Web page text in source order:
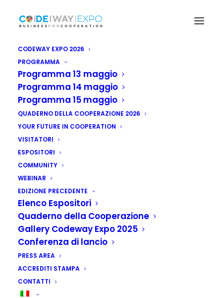
CODEWAY EXPO 2026
PROGRAMMA
Programma 13 maggio
Programma 14 maggio
Programma 15 maggio
QUADERNO DELLA COOPERAZIONE 2026
YOUR FUTURE IN COOPERATION
VISITATORI
ESPOSITORI
COMMUNITY
WEBINAR
EDIZIONE PRECEDENTE
Elenco Espositori
Quaderno della Cooperazione
Gallery Codeway Expo 2025
Conferenza di lancio
PRESS AREA
ACCREDITI STAMPA
CONTATTI